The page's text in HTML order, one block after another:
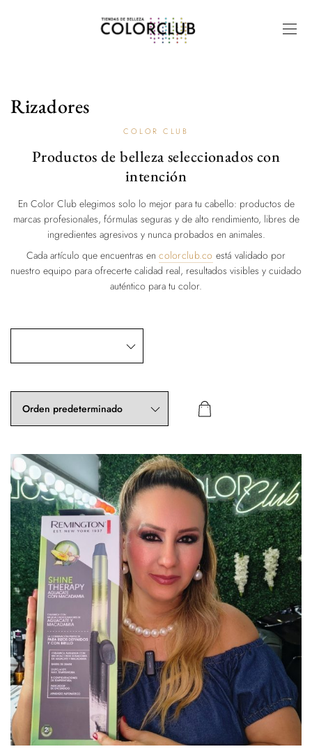
Rizadores
COLOR CLUB
Productos de belleza seleccionados con
intención
En Color Club elegimos solo lo mejor para tu cabello: productos de
marcas profesionales, fórmulas seguras y de alto rendimiento, libres de
ingredientes agresivos y nunca probados en animales.
Cada artículo que encuentras encolorclub.co está validado por
nuestro equipo para ofrecerte calidad real, resultados visibles y cuidado
auténtico para tu color.